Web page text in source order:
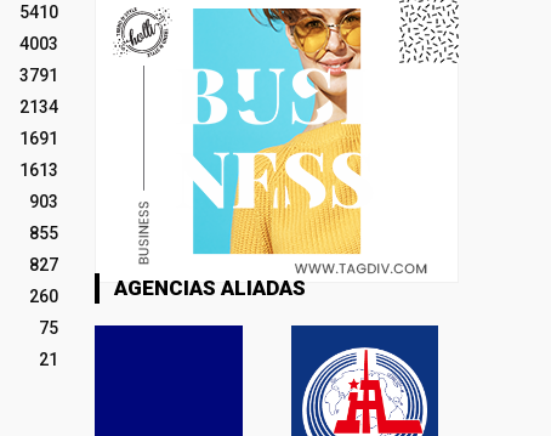
5410
4003
3791
2134
1691
1613
903
855
827
260
75
21
AGENCIAS ALIADAS